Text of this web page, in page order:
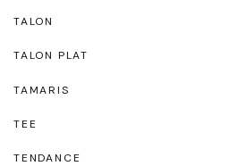
TALON
TALON PLAT
TAMARIS
TEE
TENDANCE